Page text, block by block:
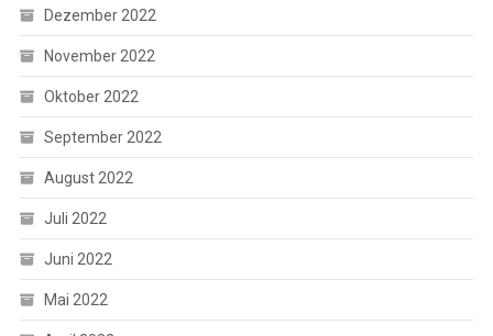
Dezember 2022
November 2022
Oktober 2022
September 2022
August 2022
Juli 2022
Juni 2022
Mai 2022